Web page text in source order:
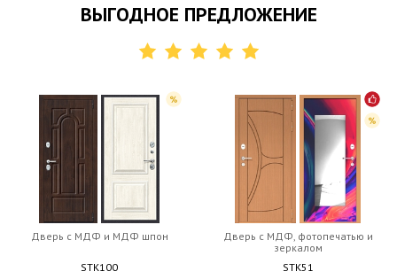
ВЫГОДНОЕ ПРЕДЛОЖЕНИЕ
Дверь c МДФ и МДФ шпон
STK100
Дверь c МДФ, фотопечатью и
зеркалом
STK51